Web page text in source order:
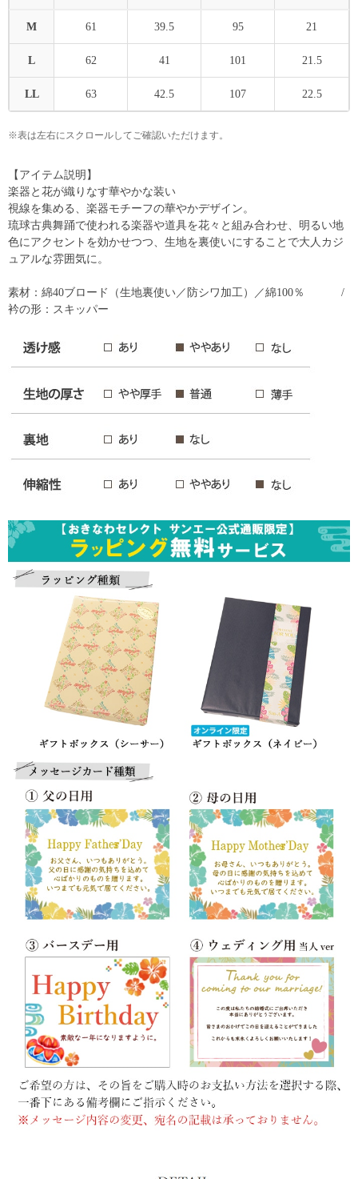
M 61 39.5 95 21
L 62 41 101 21.5
LL 63 42.5 107 22.5
※表は左右にスクロールしてご確認いただけます。
【アイテム説明】
楽器と花が織りなす華やかな装い
視線を集める、楽器モチーフの華やかデザイン。
琉球古典舞踊で使われる楽器や道具を花々と組み合わせ、明るい地
色にアクセントを効かせつつ、生地を裏使いにすることで大人カジ
ュアルな雰囲気に。
素材：綿40ブロード（生地裏使い／防シワ加工）／綿100％ /
衿の形：スキッパー